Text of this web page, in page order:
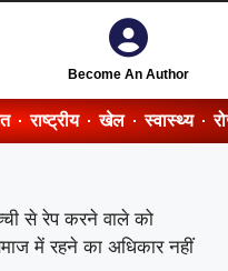
Become An Author
राष्ट्रीय खेल स्वास्थ्य
से रेप करने वाले को
में रहने का अधिकार नहीं